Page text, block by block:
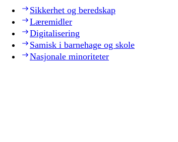
Sikkerhet og beredskap
Læremidler
Digitalisering
Samisk i barnehage og skole
Nasjonale minoriteter